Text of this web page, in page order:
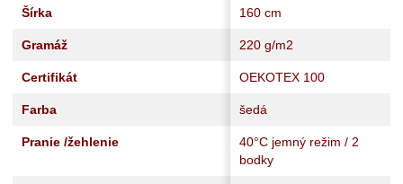
Šírka 160 cm
Gramáž 220 g/m2
Certifikát OEKOTEX 100
Farba šedá
Pranie /žehlenie
40°C jemný režim / 2
bodky